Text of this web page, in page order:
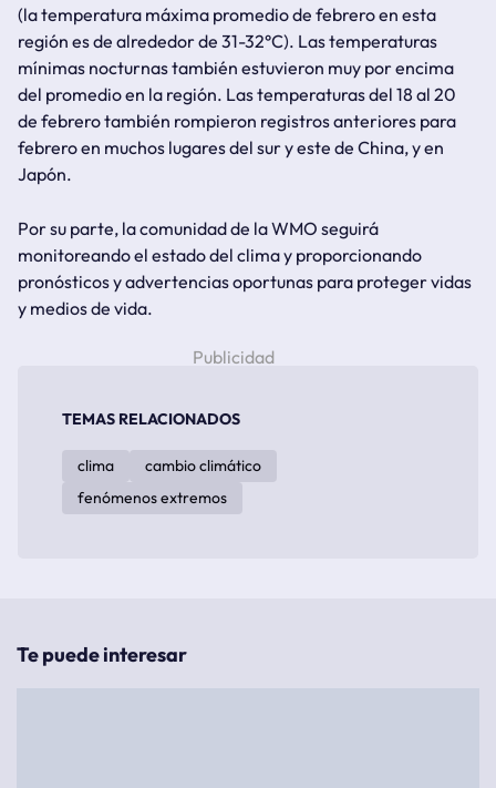
(la temperatura máxima promedio de febrero en esta
región es de alrededor de 31-32°C). Las temperaturas
mínimas nocturnas también estuvieron muy por encima
del promedio en la región. Las temperaturas del 18 al 20
de febrero también rompieron registros anteriores para
febrero en muchos lugares del sur y este de China, y en
Japón.
Por su parte, la comunidad de la WMO seguirá
monitoreando el estado del clima y proporcionando
pronósticos y advertencias oportunas para proteger vidas
y medios de vida.
TEMAS RELACIONADOS
clima
cambio climático
fenómenos extremos
Te puede interesar